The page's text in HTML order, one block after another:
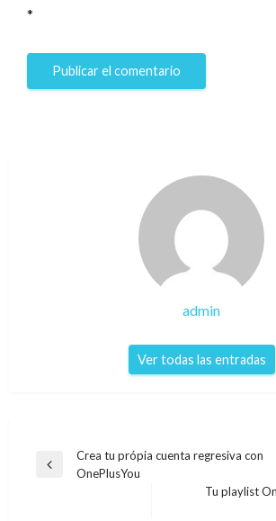
*
admin
Ver todas las entradas
Navegación
Entrada
Crea tu própia cuenta regresiva con
OnePlusYou
Tu playlist